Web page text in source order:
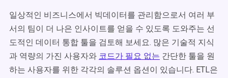
일상적인 비즈니스에서 빅데이터를 관리함으로서 여러 부
서의 팀이 더 나은 인사이트를 얻을 수 있도록 도와주는 선
도적인 데이터 통합 툴을 검토해 보세요. 많은 기술적 지식
과 역량의 가진 사용자와 코드가 필요 없는 간단한 툴을 원
하는 사용자를 위한 각각의 솔루션 옵션이 있습니다. ETL은